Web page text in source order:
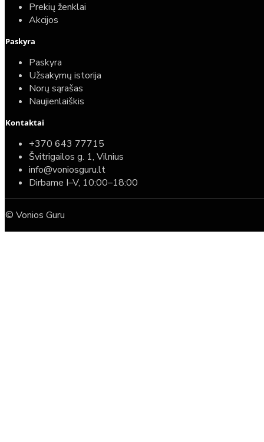
587,00€
389,00€
Prekių ženklai
Akcijos
Paskyra
Paskyra
Užsakymų istorija
Norų sąrašas
Naujienlaiškis
Kontaktai
+370 643 77715
Švitrigailos g. 1, Vilnius
info@voniosguru.lt
Dirbame I–V, 10:00–18:00
© Vonios Guru